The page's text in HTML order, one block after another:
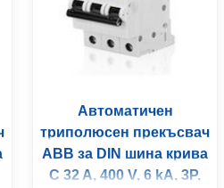
Автоматичен
триполюсен прекъсвач
ABB за DIN шина крива
C 32 A, 400 V, 6 kA, 3P,